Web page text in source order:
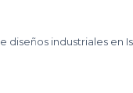
diseños industriales en